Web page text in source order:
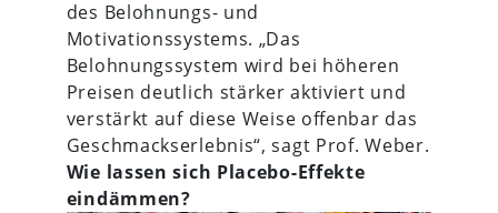
des Belohnungs- und
Motivationssystems. „Das
Belohnungssystem wird bei höheren
Preisen deutlich stärker aktiviert und
verstärkt auf diese Weise offenbar das
Geschmackserlebnis“, sagt Prof. Weber.
Wie lassen sich Placebo-Effekte
eindämmen?